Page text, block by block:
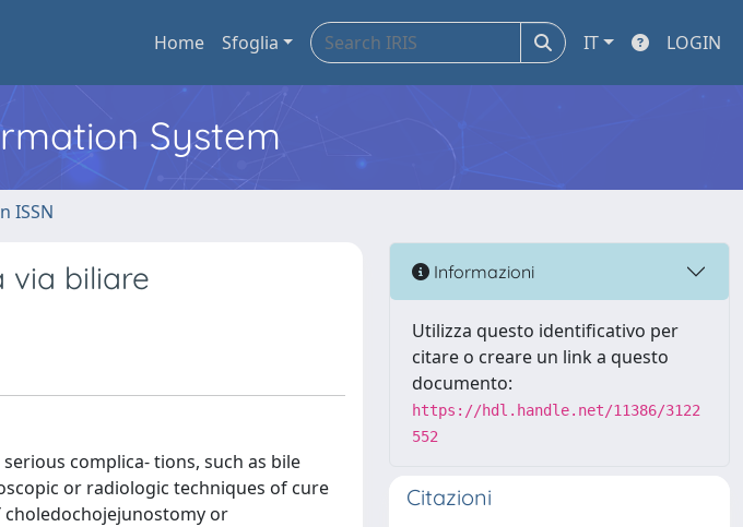
Home Sfoglia IT LOGIN
System
ISSN
via biliare
complica- tions, such as bile
or radiologic techniques of cure
choledochojejunostomy or
Informazioni
Utilizza questo identificativo per
citare o creare un link a questo
documento:
https://hdl.handle.net/11386/3122
552
Citazioni